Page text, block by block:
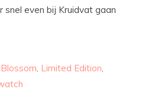
snel even bij Kruidvat gaan
Limited Edition